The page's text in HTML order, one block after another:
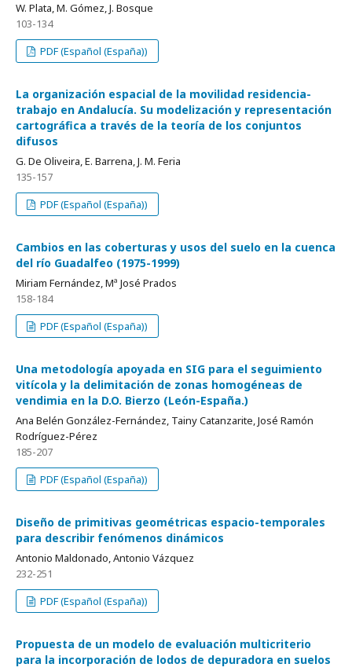
W. Plata, M. Gómez, J. Bosque
103-134
PDF (Español (España))
La organización espacial de la movilidad residencia-
trabajo en Andalucía. Su modelización y representación
cartográfica a través de la teoría de los conjuntos
difusos
G. De Oliveira, E. Barrena, J. M. Feria
135-157
PDF (Español (España))
Cambios en las coberturas y usos del suelo en la cuenca
del río Guadalfeo (1975-1999)
Miriam Fernández, Mª José Prados
158-184
PDF (Español (España))
Una metodología apoyada en SIG para el seguimiento
vitícola y la delimitación de zonas homogéneas de
vendimia en la D.O. Bierzo (León-España.)
Ana Belén González-Fernández, Tainy Catanzarite, José Ramón
Rodríguez-Pérez
185-207
PDF (Español (España))
Diseño de primitivas geométricas espacio-temporales
para describir fenómenos dinámicos
Antonio Maldonado, Antonio Vázquez
232-251
PDF (Español (España))
Propuesta de un modelo de evaluación multicriterio
para la incorporación de lodos de depuradora en suelos